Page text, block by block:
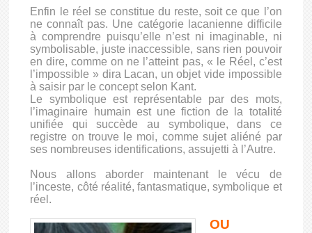
Enfin le réel se constitue du reste, soit ce que l’on
ne connaît pas. Une catégorie lacanienne difficile
à comprendre puisqu’elle n’est ni imaginable, ni
symbolisable, juste inaccessible, sans rien pouvoir
en dire, comme on ne l’atteint pas, « le Réel, c’est
l’impossible » dira Lacan, un objet vide impossible
à saisir par le concept selon Kant.
Le symbolique est représentable par des mots,
l’imaginaire humain est une fiction de la totalité
unifiée qui succède au symbolique, dans ce
registre on trouve le moi, comme sujet aliéné par
ses nombreuses identifications, assujetti à l’Autre.
Nous allons aborder maintenant le vécu de
l’inceste, côté réalité, fantasmatique, symbolique et
réel.
OU